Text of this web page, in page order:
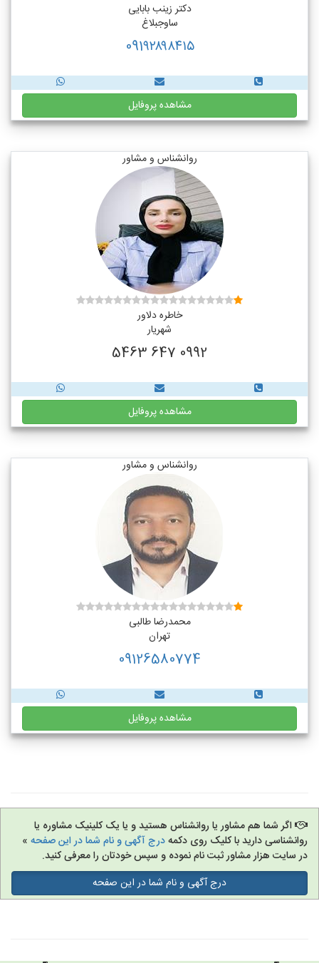
دکتر زینب بابایی
ساوجبلاغ
091۹۲۸۹۸۴۱۵
مشاهده پروفایل
روانشناس و مشاور
خاطره دلاور
شهریار
0992 647 5463
مشاهده پروفایل
روانشناس و مشاور
محمدرضا طالبی
تهران
09126580774
مشاهده پروفایل
اگر شما هم مشاور یا روانشناس هستید و یا یک کلینیک مشاوره یا
روانشناسی دارید با کلیک روی دکمهدرج آگهی و نام شما در این صفحه »
در سایت هزار مشاور ثبت نام نموده و سپس خودتان را معرفی کنید.
درج آگهی و نام شما در این صفحه